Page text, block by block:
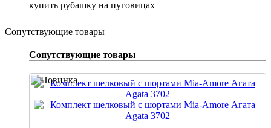
купить рубашку на пуговицах
Сопутствующие товары
Сопутствующие товары